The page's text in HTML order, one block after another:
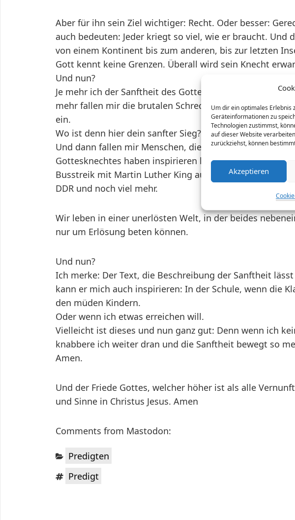
Um dir ein optimales Erlebnis
Geräteinformationen zu
Technologien zustimmst,
auf dieser Website
zurückziehst, können
Akzeptieren
Aber für ihn sein Ziel wichtiger: Recht. Oder besser:
auch bedeuten: Jeder kriegt so viel, wie er braucht. Und
von einem Kontinent bis zum anderen, bis zur letzten
Gott kennt keine Grenzen. Überall wird sein Knecht
Und nun?
Je mehr ich der Sanftheit des Gottesknechtes zuhöre
mehr fallen mir die brutalen Schrecken der Welt, die
ein.
Wo ist denn hier dein sanfter Sieg? So schreit es in mir.
Und dann fallen mir Menschen, die sich von Jesus und
Gottesknechtes haben inspirieren lassen: Gandhi, Rose
Busstreik mit Martin Luther King auslöste, Tutu, die
DDR und noch viel mehr.
Wir leben in einer unerlösten Welt, in der beides
nur um Erlösung beten können.
Und nun?
Ich merke: Der Text, die Beschreibung der Sanftheit
kann er mich auch inspirieren: In der Schule, wenn die
den müden Kindern.
Oder wenn ich etwas erreichen will.
Vielleicht ist dieses und nun ganz gut: Denn wenn ich
knabbere ich weiter dran und die Sanftheit bewegt so
Amen.
Und der Friede Gottes, welcher höher ist als alle
und Sinne in Christus Jesus. Amen
Comments from Mastodon:
Kategorien:
Predigten
Schlagwörter:
Predigt